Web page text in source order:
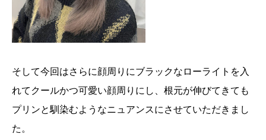
そして今回はさらに顔周りにブラックなローライトを入
れてクールかつ可愛い顔周りにし、根元が伸びてきても
プリンと馴染むようなニュアンスにさせていただきまし
た。